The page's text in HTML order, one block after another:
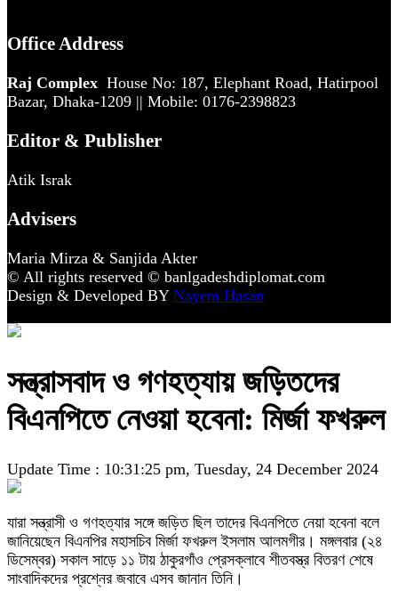
Office Address
Raj Complex House No: 187, Elephant Road, Hatirpool
Bazar, Dhaka-1209 || Mobile: 0176-2398823
Editor & Publisher
Atik Israk
Advisers
Maria Mirza & Sanjida Akter
© All rights reserved © banlgadeshdiplomat.com
Design & Developed BY Nayem Hasan
সন্ত্রাসবাদ ও গণহত্যায় জড়িতদের
বিএনপিতে নেওয়া হবেনা: মির্জা ফখরুল
Update Time : 10:31:25 pm, Tuesday, 24 December 2024
যারা সন্ত্রাসী ও গণহত্যার সঙ্গে জড়িত ছিল তাদের বিএনপিতে নেয়া হবেনা বলে
জানিয়েছেন বিএনপির মহাসচিব মির্জা ফখরুল ইসলাম আলমগীর। মঙ্গলবার (২৪
ডিসেম্বর) সকাল সাড়ে ১১ টায় ঠাকুরগাঁও প্রেসক্লাবে শীতবস্ত্র বিতরণ শেষে
সাংবাদিকদের প্রশ্নের জবাবে এসব জানান তিনি।